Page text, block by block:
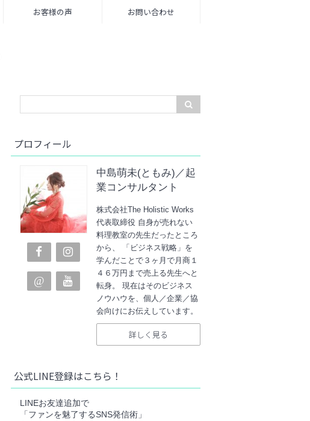
お客様の声 お問い合わせ
プロフィール
中島萌未(ともみ)／起
業コンサルタント
株式会社The Holistic Works
代表取締役 自身が売れない
料理教室の先生だったところ
から、 「ビジネス戦略」を
学んだことで３ヶ月で月商１
４６万円まで売上る先生へと
転身。 現在はそのビジネス
ノウハウを、個人／企業／協
会向けにお伝えしています。
詳しく見る
公式LINE登録はこちら！
LINEお友達追加で
「ファンを魅了するSNS発信術」